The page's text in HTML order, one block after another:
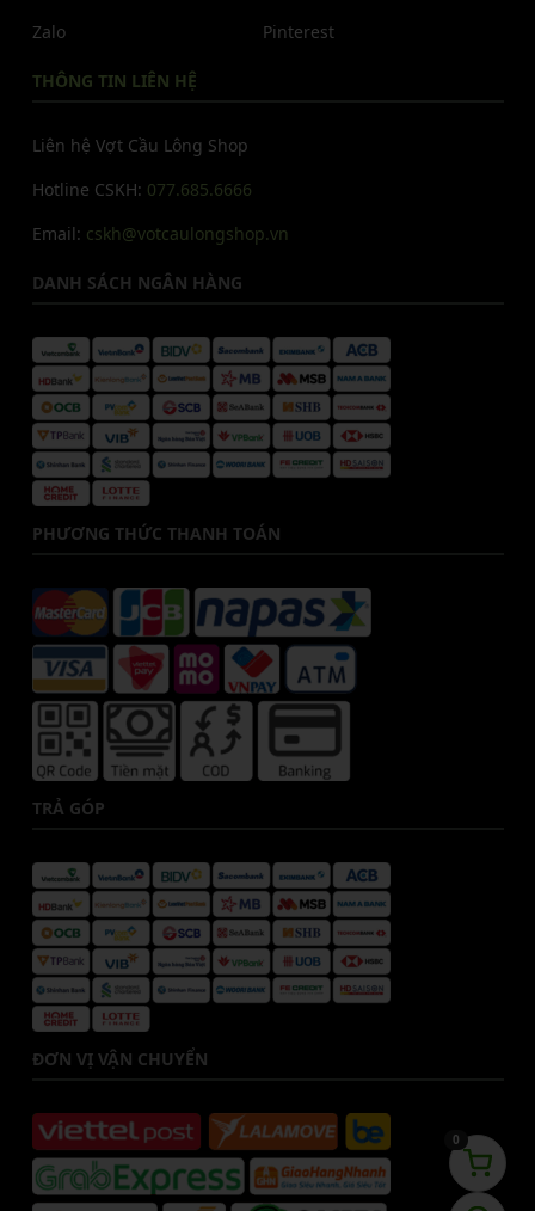
Zalo
Pinterest
THÔNG TIN LIÊN HỆ
Liên hệ Vợt Cầu Lông Shop
Hotline CSKH: 077.685.6666
Email: cskh@votcaulongshop.vn
DANH SÁCH NGÂN HÀNG
PHƯƠNG THỨC THANH TOÁN
TRẢ GÓP
ĐƠN VỊ VẬN CHUYỂN
0